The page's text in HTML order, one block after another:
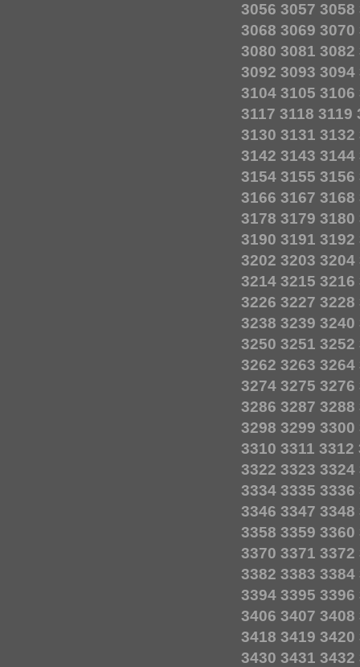
3056 3057 3058
3068 3069 3070
3080 3081 3082
3092 3093 3094
3104 3105 3106
3117 3118 3119
3130 3131 3132
3142 3143 3144
3154 3155 3156
3166 3167 3168
3178 3179 3180
3190 3191 3192
3202 3203 3204
3214 3215 3216
3226 3227 3228
3238 3239 3240
3250 3251 3252
3262 3263 3264
3274 3275 3276
3286 3287 3288
3298 3299 3300
3310 3311 3312
3322 3323 3324
3334 3335 3336
3346 3347 3348
3358 3359 3360
3370 3371 3372
3382 3383 3384
3394 3395 3396
3406 3407 3408
3418 3419 3420
3430 3431 3432